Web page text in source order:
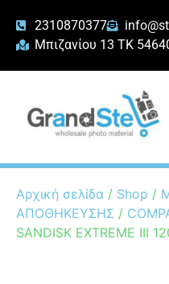
2310870377
Μπιζανίου 13 ΤΚ
Αρχική σελίδα / Shop /
ΑΠΟΘΗΚΕΥΣΗΣ /
SANDISK EXTREME III